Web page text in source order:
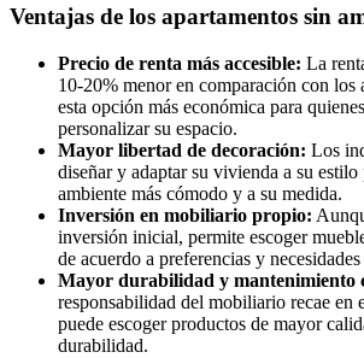
Ventajas de los apartamentos sin
Precio de renta más accesible: La
10-20% menor en comparación con los
esta opción más económica para
personalizar su espacio.
Mayor libertad de decoración: Los
diseñar y adaptar su vivienda a su estilo
ambiente más cómodo y a su medida.
Inversión en mobiliario propio:
inversión inicial, permite escoger
de acuerdo a preferencias y
Mayor durabilidad y mantenimiento
responsabilidad del mobiliario recae en
puede escoger productos de mayor
durabilidad.